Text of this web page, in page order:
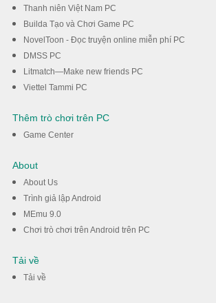
Thanh niên Việt Nam PC
Builda Tạo và Chơi Game PC
NovelToon - Đọc truyện online miễn phí PC
DMSS PC
Litmatch—Make new friends PC
Viettel Tammi PC
Thêm trò chơi trên PC
Game Center
About
About Us
Trình giả lập Android
MEmu 9.0
Chơi trò chơi trên Android trên PC
Tải về
Tải về